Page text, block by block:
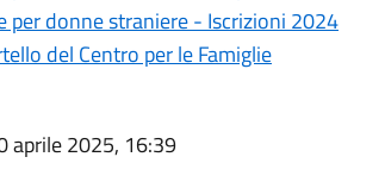
per donne straniere - Iscrizioni 2024
del Centro per le Famiglie
aprile 2025, 16:39